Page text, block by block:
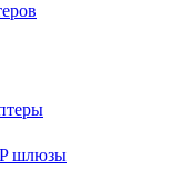
шлюзы